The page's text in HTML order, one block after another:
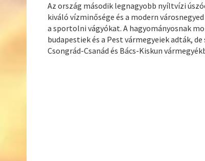
Az ország második legnagyobb nyíltvízi
kiváló vízminősége és a modern
a sportolni vágyókat. A hagyományosnak
budapestiek és a Pest vármegyeiek adták,
Csongrád-Csanád és Bács-Kiskun